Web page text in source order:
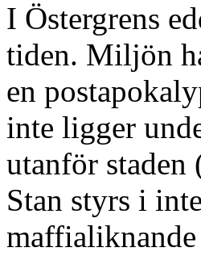
I Östergrens
tiden. Miljön
en
inte ligger
utanför
Stan styrs i